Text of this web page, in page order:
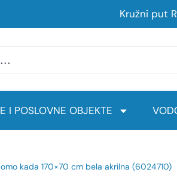
Kružni put
I POSLOVNE OBJEKTE
kada 170×70 cm bela akrilna (6024710)